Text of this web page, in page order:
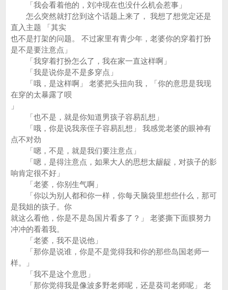
「我会看着他的，刘冲现在也没什么机会惹事」
怎么突然就打岔到这个话题上来了， 我想了想觉定还是
直入主题 「其实
也不是打架的问题。 不过家里有青少年，老婆你的穿着打扮
是不是要注意点」
「我穿着打扮怎么了，我在家一直这样啊」
「我是说你是不是多穿点」
「哦，是这样啊」 老婆把头扭向我，「你的意思是我现
在穿的太暴露了呗
」
「也不是，就是你知道男孩子容易乱想」
「哦，你是说我亲侄子容易乱想」 我感觉老婆的眼神有
点不对劲
「嗯，不是，就是我们要注意点」
「嗯，是得注意点，如果大人的思想太龌龊，对孩子的影
响肯定很不好」
「老婆，你别生气啊」
「你以为别人都和你一样，你每天脑袋里想些什么，那可
是我姐的孩子。你
就这么看他，你是不是岛国片看多了？」 老婆撕下面膜努力
冲冲的看着我。
「老婆，我不是说他」
「那你是说谁，你是不是觉得我和你的那些岛国老师一
样。」
「我不是这个意思」
「那你觉得我是像波多野老师呢，还是葵司老师呢」 老